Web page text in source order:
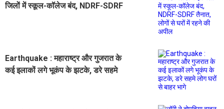
जिलों में स्कूल-कॉलेज बंद, NDRF-SDRF
Earthquake : महाराष्ट्र और गुजरात के
कई इलाकों लगे भूकंप के झटके, डरे सहमे